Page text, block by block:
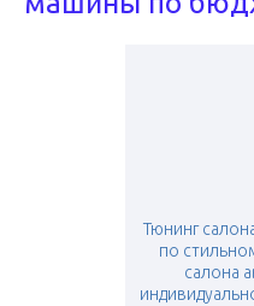
Тюнинг
по
салона